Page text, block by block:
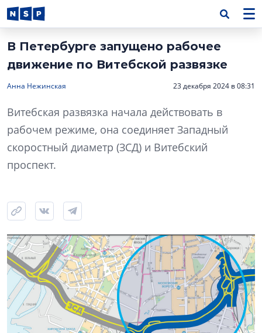
В Петербурге запущено рабочее
движение по Витебской развязке
Анна Нежинская 23 декабря 2024 в 08:31
Витебская развязка начала действовать в
рабочем режиме, она соединяет Западный
скоростный диаметр (ЗСД) и Витебский
проспект.